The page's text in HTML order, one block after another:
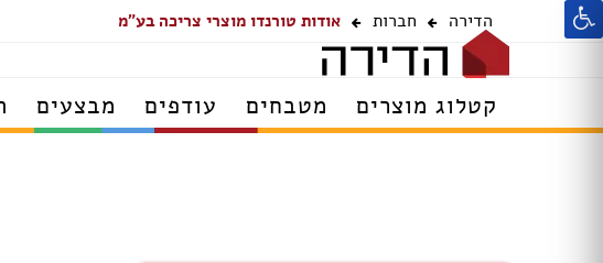
הדירה חברות אודות טורנדו מוצרי צריכה בע"מ
קטלוג מוצרים מטבחים עודפים מבצעים